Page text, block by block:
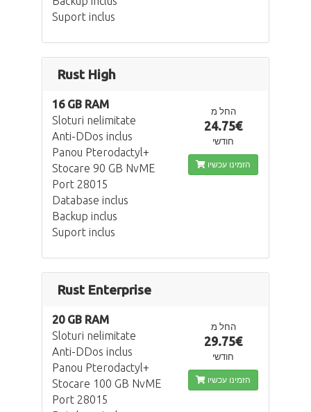
Suport inclus
Rust High
16 GB RAM
Sloturi nelimitate
Anti-DDos inclus
Panou Pterodactyl+
Stocare 90 GB NvME
Port 28015
Database inclus
Backup inclus
Suport inclus
החל מ
24.75€
חודשי
הזמינו עכשיו
Rust Enterprise
20 GB RAM
Sloturi nelimitate
Anti-DDos inclus
Panou Pterodactyl+
Stocare 100 GB NvME
Port 28015
החל מ
29.75€
חודשי
הזמינו עכשיו